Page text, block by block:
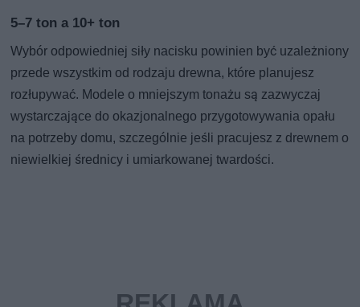
5–7 ton a 10+ ton
Wybór odpowiedniej siły nacisku powinien być uzależniony
przede wszystkim od rodzaju drewna, które planujesz
rozłupywać. Modele o mniejszym tonażu są zazwyczaj
wystarczające do okazjonalnego przygotowywania opału
na potrzeby domu, szczególnie jeśli pracujesz z drewnem o
niewielkiej średnicy i umiarkowanej twardości.